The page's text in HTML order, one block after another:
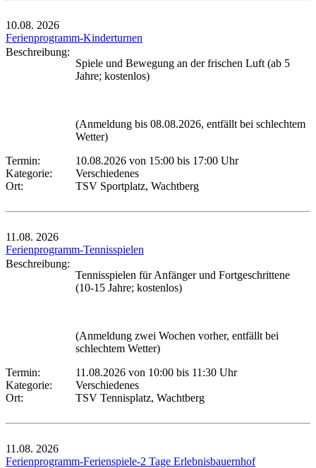
10.08. 2026
Ferienprogramm-Kinderturnen
Beschreibung:
Spiele und Bewegung an der frischen Luft (ab 5
Jahre; kostenlos)
(Anmeldung bis 08.08.2026, entfällt bei schlechtem
Wetter)
Termin:
10.08.2026 von 15:00 bis 17:00 Uhr
Kategorie:
Verschiedenes
Ort:
TSV Sportplatz, Wachtberg
11.08. 2026
Ferienprogramm-Tennisspielen
Beschreibung:
Tennisspielen für Anfänger und Fortgeschrittene
(10-15 Jahre; kostenlos)
(Anmeldung zwei Wochen vorher, entfällt bei
schlechtem Wetter)
Termin:
11.08.2026 von 10:00 bis 11:30 Uhr
Kategorie:
Verschiedenes
Ort:
TSV Tennisplatz, Wachtberg
11.08. 2026
Ferienprogramm-Ferienspiele-2 Tage Erlebnisbauernhof